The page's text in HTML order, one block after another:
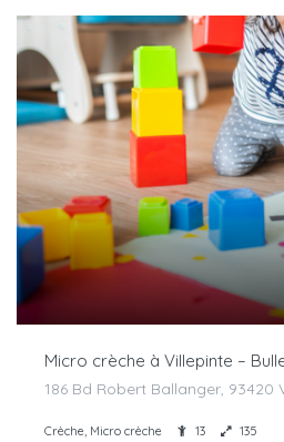
Micro crèche à Villepinte –
186 Bd Robert Ballanger, 93420
Crèche, Micro crèche 13 135